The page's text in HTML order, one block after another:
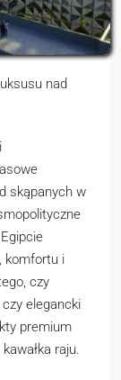
nad
skąpanych w
komfortu i
czy
elegancki
premium
raju.